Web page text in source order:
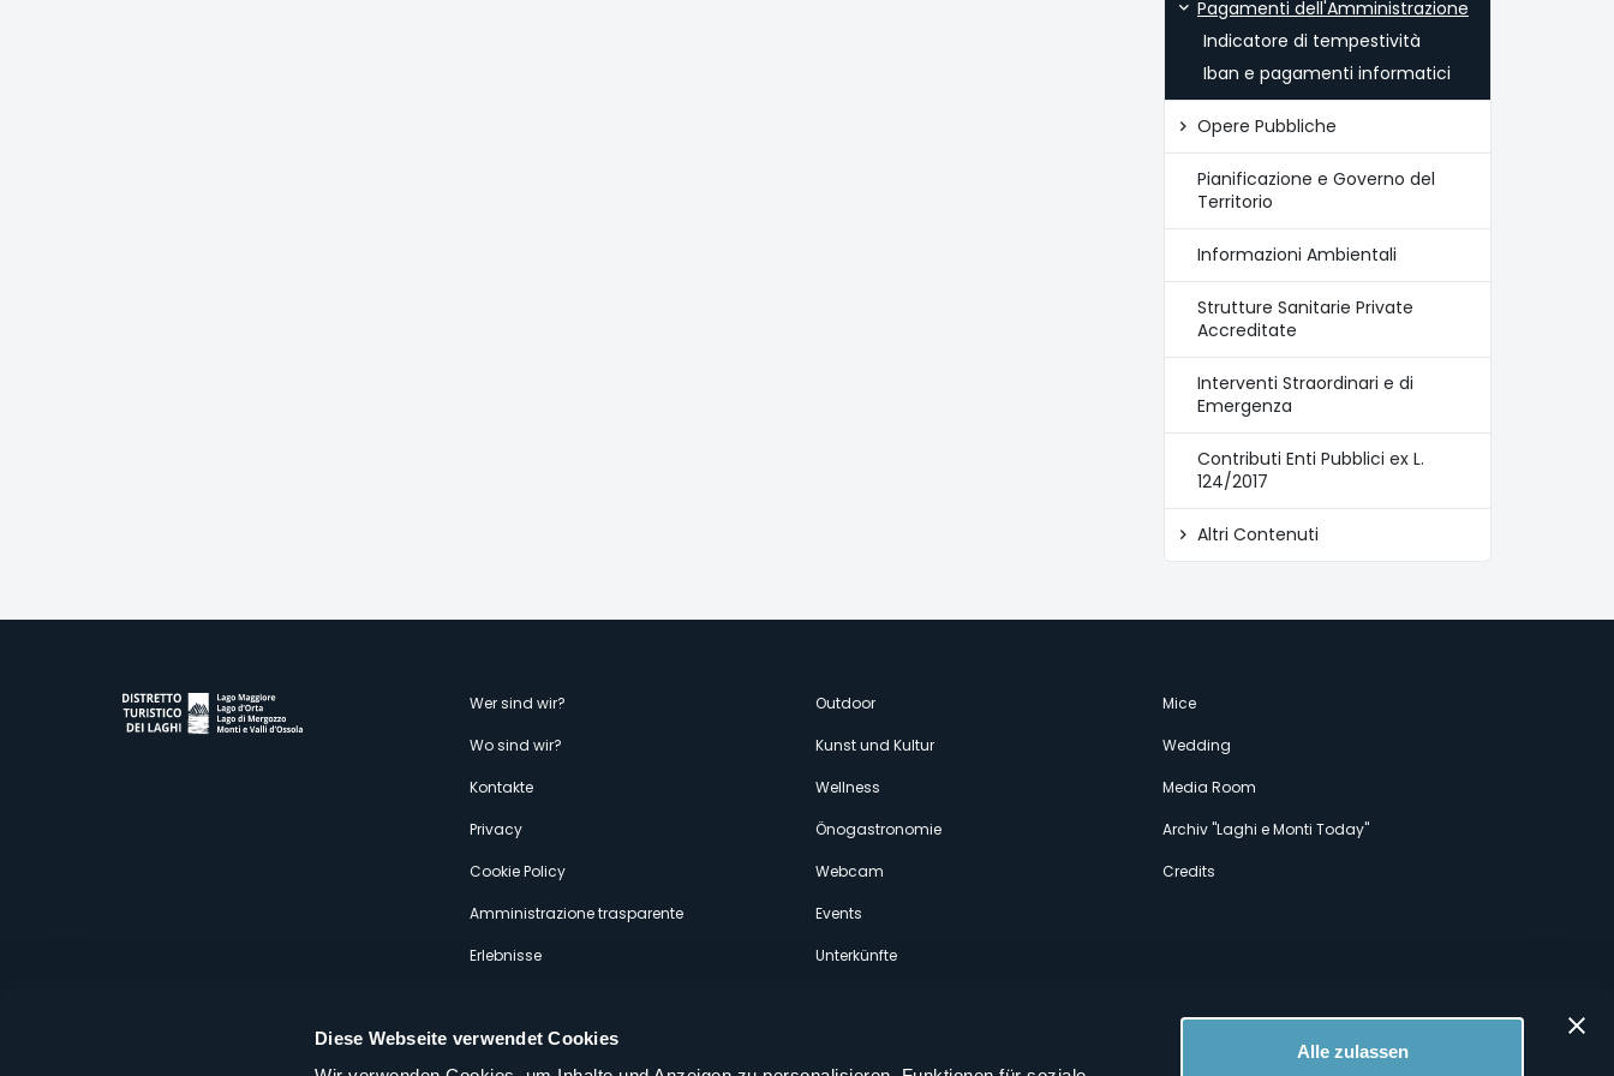
Diese Webseite verwendet Cookies
Alle zulassen
Pagamenti dell'Amministrazione
Indicatore di tempestività
Iban e pagamenti informatici
Opere Pubbliche
Pianificazione e Governo del
Territorio
Informazioni Ambientali
Strutture Sanitarie Private
Accreditate
Interventi Straordinari e di
Emergenza
Contributi Enti Pubblici ex L.
124/2017
Altri Contenuti
Menù
secondario
Wer sind wir?
Wo sind wir?
Kontakte
Privacy
Cookie Policy
Amministrazione trasparente
Erlebnisse
Outdoor
Kunst und Kultur
Wellness
Önogastronomie
Webcam
Events
Unterkünfte
Mice
Wedding
Media Room
Archiv "Laghi e Monti Today"
Credits